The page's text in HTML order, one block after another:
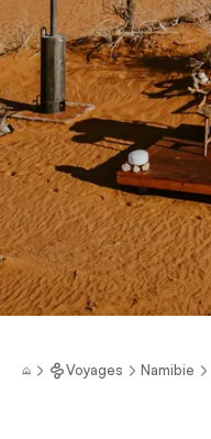
Voyages Namibie